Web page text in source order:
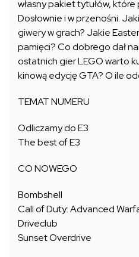
własny pakiet tytułów,
Dosłownie i w przenośni.
giwery w grach? Jakie
pamięci? Co dobrego dał
ostatnich gier LEGO warto
kinową edycję GTA? O ile
TEMAT NUMERU
Odliczamy do E3
The best of E3
CO NOWEGO
Bombshell
Call of Duty: Advanced
Driveclub
Sunset Overdrive